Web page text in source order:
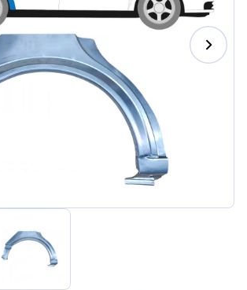
Lietuvių
Hrvatski
Português
Slovenian